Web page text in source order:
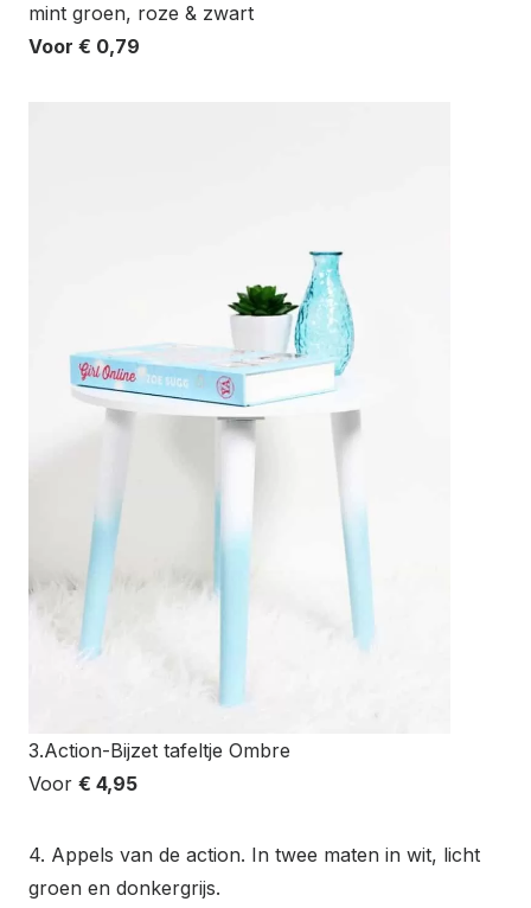
mint groen, roze & zwart
Voor € 0,79
3.Action-Bijzet tafeltje Ombre
Voor € 4,95
4. Appels van de action. In twee maten in wit, licht
groen en donkergrijs.